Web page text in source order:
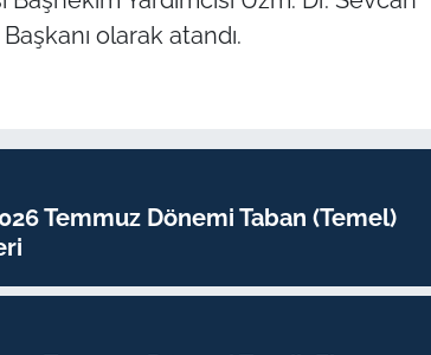
olarak atandı.
Temmuz Dönemi Taban (Temel)